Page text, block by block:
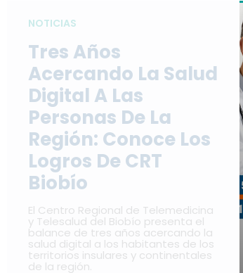
NOTICIAS
Tres Años
Acercando La Salud
Digital A Las
Personas De La
Región: Conoce Los
Logros De CRT
Biobío
El Centro Regional de Telemedicina
y Telesalud del Biobío presenta el
balance de tres años acercando la
salud digital a los habitantes de los
territorios insulares y continentales
de la región.